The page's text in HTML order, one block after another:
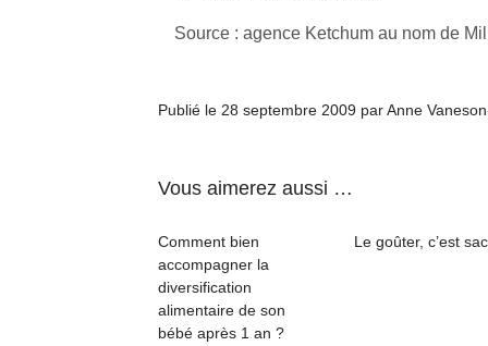
Source : agence Ketchum au nom de
Publié le 28 septembre 2009 par Anne
Vous aimerez aussi …
Comment bien
accompagner la
diversification
alimentaire de son
bébé après 1 an ?
Le goûter, c’est